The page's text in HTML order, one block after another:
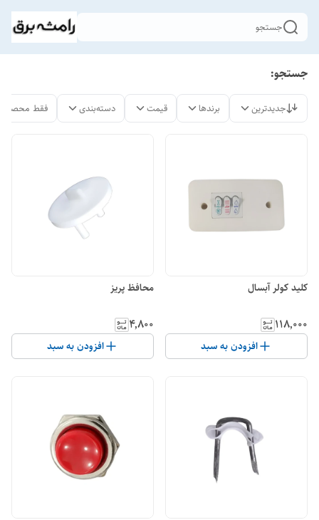
جستجو
جستجو:
جدیدترین برندها قیمت دسته‌بندی فقط
کلید کولر آبسال
۱۱۸٬۰۰۰
افزودن به سبد
محافظ پریز
۴٬۸۰۰
افزودن به سبد